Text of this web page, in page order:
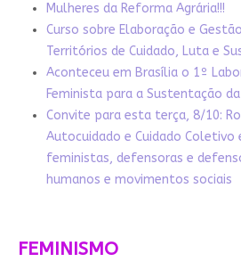
Mulheres da Reforma Agrária!!!
Curso sobre Elaboração e
Territórios de Cuidado, Luta e
Aconteceu em Brasília o 1º
Feminista para a Sustentação
Convite para esta terça, 8/10:
Autocuidado e Cuidado
feministas, defensoras e
humanos e movimentos sociais
FEMINISMO